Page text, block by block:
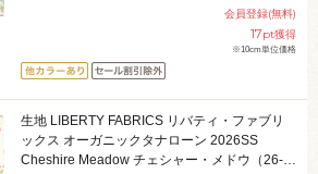
会員登録(無料)
17pt獲得
※10cm単位価格
生地 LIBERTY FABRICS リバティ・ファブリ
ックス オーガニックタナローン 2026SS
Cheshire Meadow チェシャー・メドウ（26-